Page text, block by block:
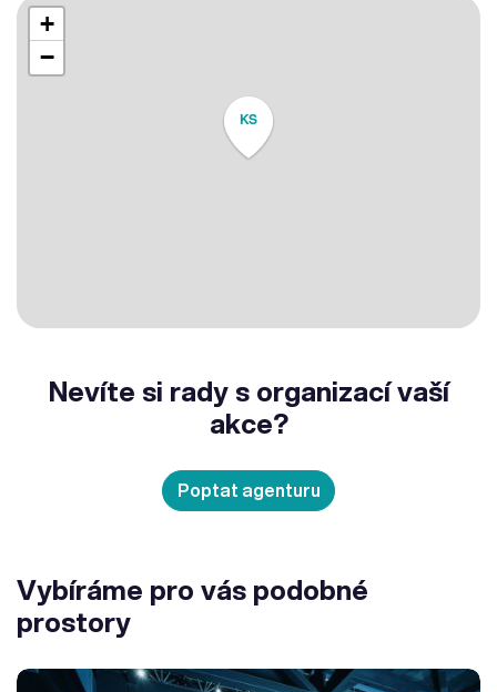
KS
+
−
Nevíte si rady s organizací vaší
akce?
Poptat agenturu
Vybíráme pro vás podobné
prostory